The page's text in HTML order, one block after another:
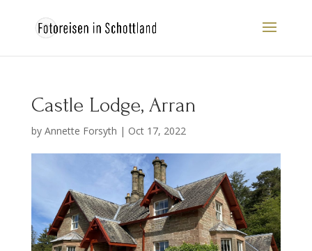
Castle Lodge, Arran
by Annette Forsyth | Oct 17, 2022